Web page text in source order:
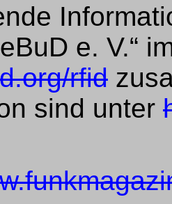
e. V.“
rfid
sind unter